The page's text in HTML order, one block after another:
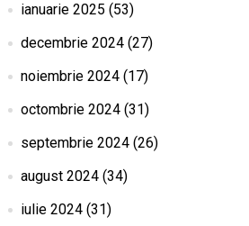
ianuarie 2025 (53)
decembrie 2024(27)
noiembrie 2024(17)
octombrie 2024(31)
septembrie 2024(26)
august 2024(34)
iulie 2024(31)